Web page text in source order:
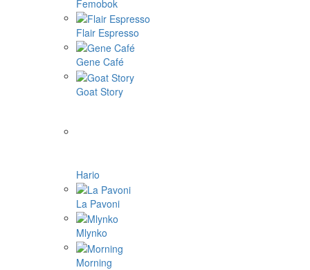
Femobok
Flair Espresso
Gene Café
Goat Story
Hario
La Pavoni
Mlynko
Morning